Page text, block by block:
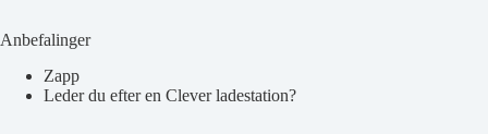
Anbefalinger
Zapp
Leder du efter en Clever ladestation?